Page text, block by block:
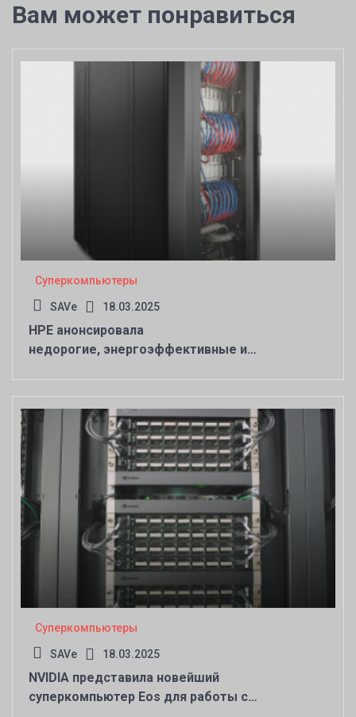
Вам может понравиться
Суперкомпьютеры
SAVe 18.03.2025
HPE анонсировала
недорогие, энергоэффективные и
Суперкомпьютеры
SAVe 18.03.2025
NVIDIA представила новейший
суперкомпьютер Eos для работы с